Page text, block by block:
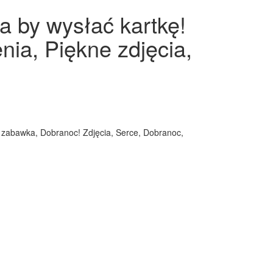
by wysłać kartkę!
Piękne zdjęcia,
Dobranoc! Zdjęcia, Serce, Dobranoc,